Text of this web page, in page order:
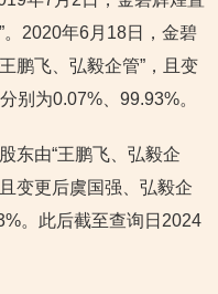
。2020年6月18日，金碧
鹏飞、弘毅企管”，且变
别为0.07%、99.93%。
东由“王鹏飞、弘毅企
变更后虞国强、弘毅企
。此后截至查询日2024